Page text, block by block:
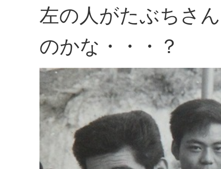
左の人がたぶちさ
のかな・・・？